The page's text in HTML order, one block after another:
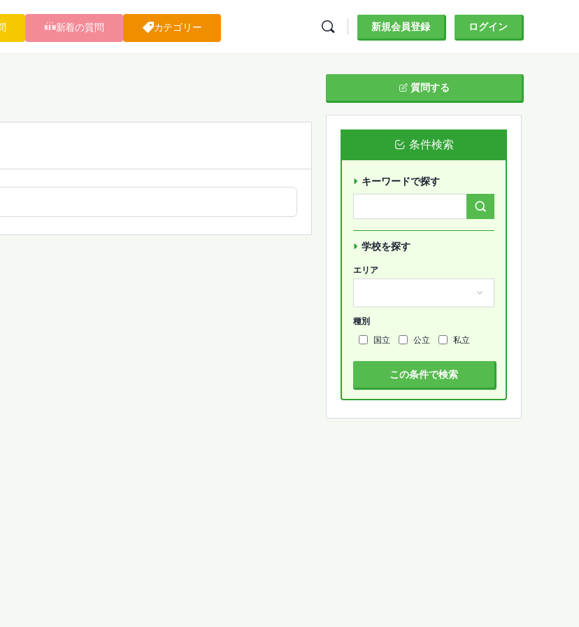
新着の質問 カテゴリー 新規会員登録 ログイン
質問する
条件検索
キーワードで探す
学校を探す
エリア
種別
国立
公立 私立
この条件で検索